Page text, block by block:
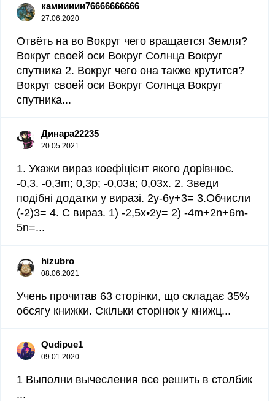
камиииии76666666666
27.06.2020
Отвёть на во Вокруг чего вращается Земля?
Вокруг своей оси Вокруг Солнца Вокруг
спутника 2. Вокруг чего она также крутится?
Вокруг своей оси Вокруг Солнца Вокруг
спутника...
Динара22235
20.05.2021
1. Укажи вираз коефіцієнт якого дорівнює.
-0,3. -0,3m; 0,3p; -0,03a; 0,03x. 2. Зведи
подібні додатки у виразі. 2y-6y+3= 3.Обчисли
(-2)3= 4. С вираз. 1) -2,5x•2y= 2) -4m+2n+6m-
5n=...
hizubro
08.06.2021
Учень прочитав 63 сторінки, що складає 35%
обсягу книжки. Скільки сторінок у книжц...
Qudipue1
09.01.2020
1 Выполни вычесления все решить в столбик
​...